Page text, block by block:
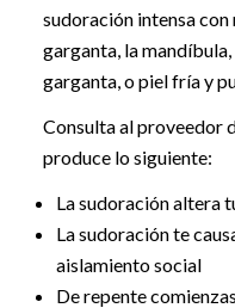
sudoración intensa con
garganta, la
garganta, o piel fría y
Consulta al proveedor
produce lo siguiente:
La sudoración altera
La sudoración te
aislamiento social
De repente